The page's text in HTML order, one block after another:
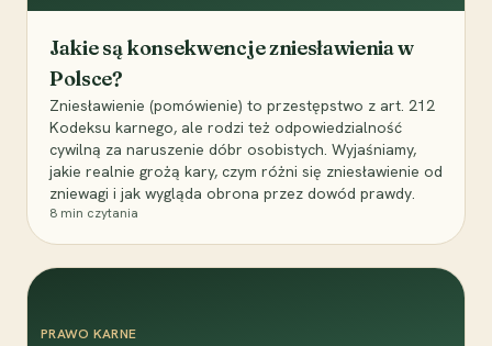
Jakie są konsekwencje zniesławienia w
Polsce?
Zniesławienie (pomówienie) to przestępstwo z art. 212
Kodeksu karnego, ale rodzi też odpowiedzialność
cywilną za naruszenie dóbr osobistych. Wyjaśniamy,
jakie realnie grożą kary, czym różni się zniesławienie od
zniewagi i jak wygląda obrona przez dowód prawdy.
8 min czytania
PRAWO KARNE